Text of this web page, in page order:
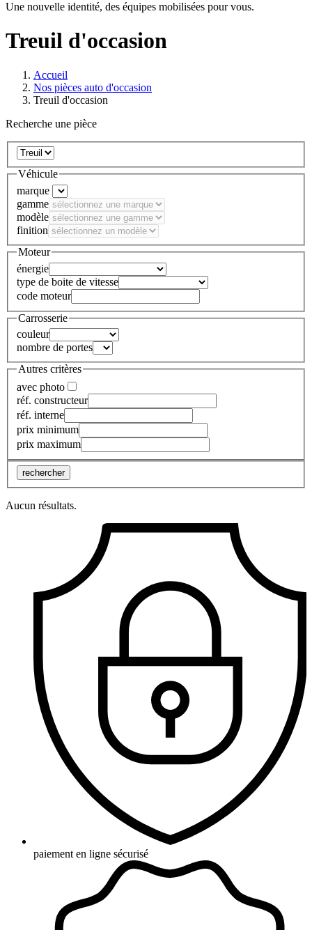
Une nouvelle identité, des équipes mobilisées pour vous.
Treuil d'occasion
Accueil
Nos pièces auto d'occasion
Treuil d'occasion
Recherche une pièce
Véhicule
marque
gamme
modèle
finition
Moteur
énergie
type de boite de vitesse
code moteur
Carrosserie
couleur
nombre de portes
Autres critères
avec photo
réf. constructeur
réf. interne
prix minimum
prix maximum
rechercher
Aucun résultats.
paiement en ligne sécurisé